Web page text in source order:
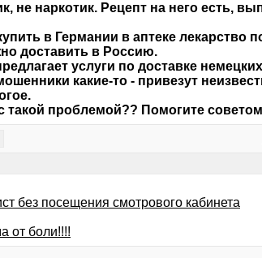
не наркотик. Рецепт на него есть,
в Германии в аптеке лекарство
доставить в Россию.
услуги по доставке
какие-то - привезут
такой проблемой?? Помогите
без посещения смотрового кабинета
от боли!!!!